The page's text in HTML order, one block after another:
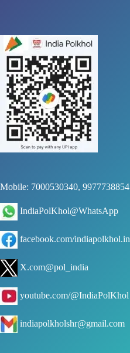
Mobile: 7000530340, 9977738854
IndiaPolKhol@WhatsApp
facebook.com/indiapolkhol.in
X.com@pol_india
youtube.com/@IndiaPolKhol
indiapolkholshr@gmail.com